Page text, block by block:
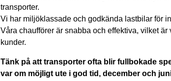
transporter.
Vi har miljöklassade och godkända lastbilar för
Våra chaufförer är snabba och effektiva, vilket
kunder.
Tänk på att transporter ofta blir fullbokade
var om möjligt ute i god tid, december och